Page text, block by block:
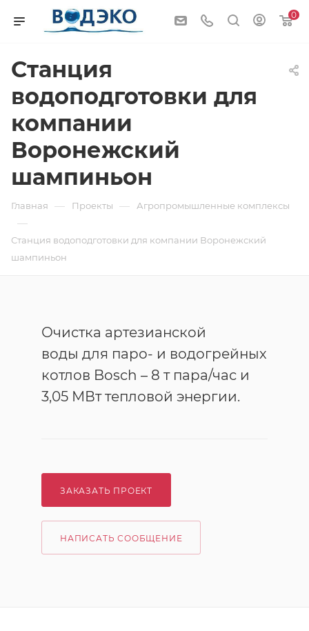
0
Станция
водоподготовки для
компании
Воронежский
шампиньон
Главная — Проекты — Агропромышленные комплексы
—
Станция водоподготовки для компании Воронежский
шампиньон
Очистка артезианской
воды для паро- и водогрейных
котлов Bosch – 8 т пара/час и
3,05 МВт тепловой энергии.
ЗАКАЗАТЬ ПРОЕКТ
НАПИСАТЬ СООБЩЕНИЕ